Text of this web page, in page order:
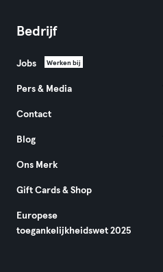
Bedrijf
Jobs Werken bij
Pers & Media
Contact
Blog
Ons Merk
Gift Cards & Shop
Europese
toegankelijkheidswet 2025